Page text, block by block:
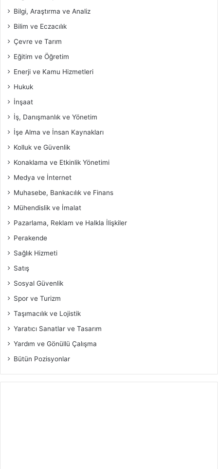
Bilgi, Araştırma ve Analiz
Bilim ve Eczacılık
Çevre ve Tarım
Eğitim ve Öğretim
Enerji ve Kamu Hizmetleri
Hukuk
İnşaat
İş, Danışmanlık ve Yönetim
İşe Alma ve İnsan Kaynakları
Kolluk ve Güvenlik
Konaklama ve Etkinlik Yönetimi
Medya ve İnternet
Muhasebe, Bankacılık ve Finans
Mühendislik ve İmalat
Pazarlama, Reklam ve Halkla İlişkiler
Perakende
Sağlık Hizmeti
Satış
Sosyal Güvenlik
Spor ve Turizm
Taşımacılık ve Lojistik
Yaratıcı Sanatlar ve Tasarım
Yardım ve Gönüllü Çalışma
Bütün Pozisyonlar